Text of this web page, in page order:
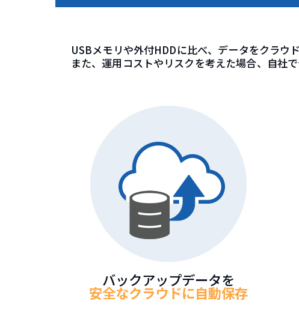
USBメモリや外付HDDに比べ、データをクラウ
また、運用コストやリスクを考えた場合、自社
バックアップデータを
安全なクラウドに自動保存